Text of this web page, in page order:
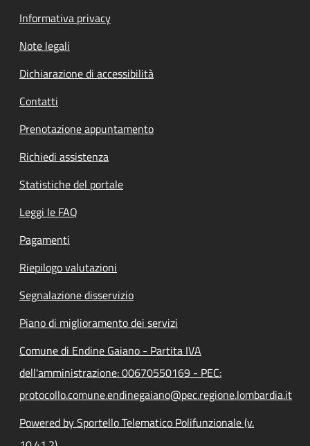
Informativa privacy
Note legali
Dichiarazione di accessibilità
Contatti
Prenotazione appuntamento
Richiedi assistenza
Statistiche del portale
Leggi le FAQ
Pagamenti
Riepilogo valutazioni
Segnalazione disservizio
Piano di miglioramento dei servizi
Comune di Endine Gaiano - Partita IVA
dell'amministrazione: 00670550169 - PEC:
protocollo.comune.endinegaiano@pec.regione.lombardia.it
Powered by Sportello Telematico Polifunzionale (v.